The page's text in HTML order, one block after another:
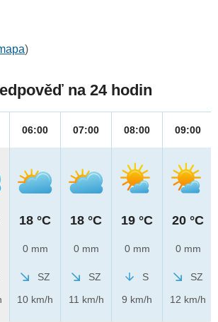
)
na 24 hodin
06:00
18 °C
0 mm
SZ
10 km/h
07:00
18 °C
0 mm
SZ
11 km/h
08:00
19 °C
0 mm
S
9 km/h
09:00
20 °C
0 mm
SZ
12 km/h